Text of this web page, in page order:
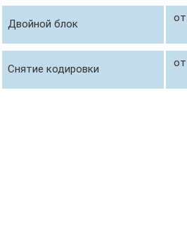
Двойной блок от
Снятие кодировки от